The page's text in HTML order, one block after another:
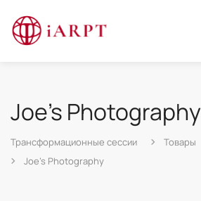
Joe’s Photography
Трансформационные сессии
Товары
Joe’s Photography